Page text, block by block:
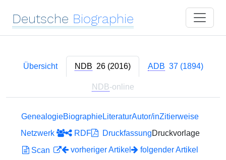
Deutsche Biographie
Übersicht NDB 26 (2016) ADB 37 (1894)
NDB-online
GenealogieBiographieLiteraturAutor/inZitierweise
Netzwerk
RDF DruckfassungDruckvorlage
Scan
vorheriger Artikel folgender Artikel